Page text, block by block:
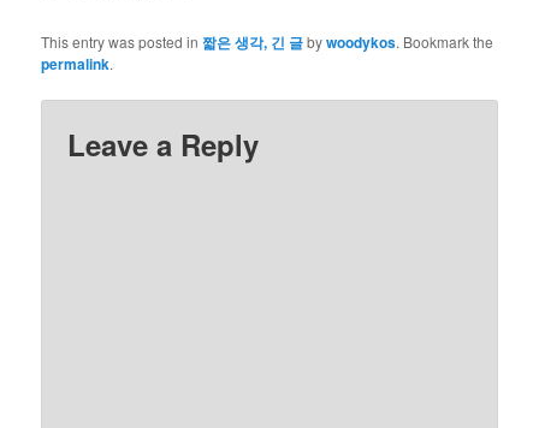
This entry was posted in짧은 생각, 긴 글bywoodykos. Bookmark the
permalink.
Leave a Reply